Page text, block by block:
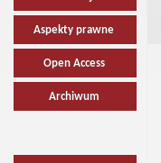
Aspekty prawne
Open Access
Archiwum